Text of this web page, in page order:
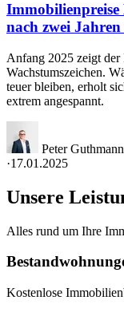
nach zwei
Anfang 2025 zeigt
Wachstumszeichen.
teuer bleiben, erholt
extrem angespannt.
Peter Guthmann
·17.01.2025
Unsere
Alles rund um Ihre
Kostenlose